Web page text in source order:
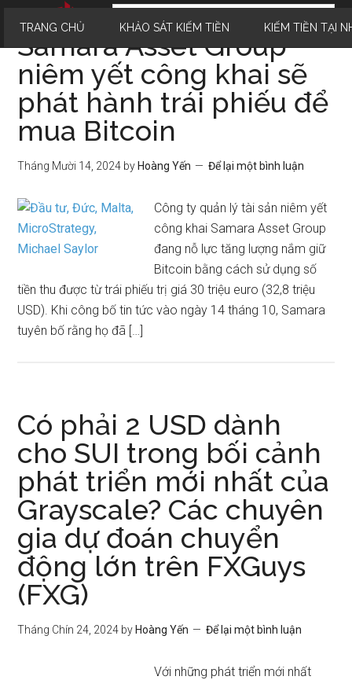
TRANG CHỦ KHẢO SÁT KIẾM TIỀN KIẾM TIỀN TẠI
Samara Asset Group
niêm yết công khai sẽ
phát hành trái phiếu để
mua Bitcoin
Tháng Mười 14, 2024 by Hoàng Yến Để lại một bình luận
Công ty quản lý tài sản niêm yết
công khai Samara Asset Group
đang nỗ lực tăng lượng nắm giữ
Bitcoin bằng cách sử dụng số
tiền thu được từ trái phiếu trị giá 30 triệu euro (32,8 triệu
USD). Khi công bố tin tức vào ngày 14 tháng 10, Samara
tuyên bố rằng họ đã […]
Có phải 2 USD dành
cho SUI trong bối cảnh
phát triển mới nhất của
Grayscale? Các chuyên
gia dự đoán chuyển
động lớn trên FXGuys
(FXG)
Tháng Chín 24, 2024 by Hoàng Yến Để lại một bình luận
Với những phát triển mới nhất